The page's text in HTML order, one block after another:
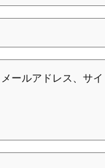
ールアドレス、サイ